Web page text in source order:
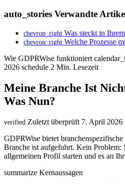
auto_stories Verwandte
chevron_right Was steckt in
chevron_right Welche Prozesse
Wie GDPRWise funktioniert
2026 schedule 2 Min. Lesezeit
Meine Branche Ist
Was Nun?
verified Zuletzt überprüft 7. April 2026
GDPRWise bietet
Branche ist aufgefuhrt. Kein Problem:
allgemeinen Profil starten und es an
summarize Kernaussagen